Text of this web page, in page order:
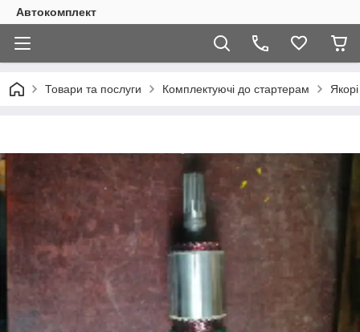
Автокомплект
Товари та послуги Комплектуючі до стартерам Якорі